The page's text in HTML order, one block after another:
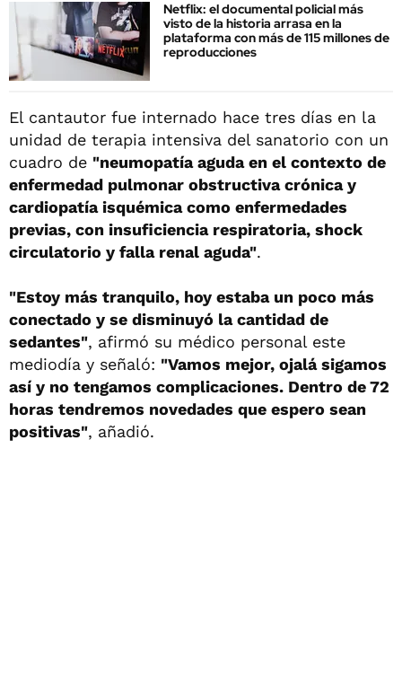
Netflix: el documental policial más
visto de la historia arrasa en la
plataforma con más de 115 millones de
reproducciones
El cantautor fue internado hace tres días en la
unidad de terapia intensiva del sanatorio con un
cuadro de "neumopatía aguda en el contexto de
enfermedad pulmonar obstructiva crónica y
cardiopatía isquémica como enfermedades
previas, con insuficiencia respiratoria, shock
circulatorio y falla renal aguda".
"Estoy más tranquilo, hoy estaba un poco más
conectado y se disminuyó la cantidad de
sedantes", afirmó su médico personal este
mediodía y señaló: "Vamos mejor, ojalá sigamos
así y no tengamos complicaciones. Dentro de 72
horas tendremos novedades que espero sean
positivas", añadió.